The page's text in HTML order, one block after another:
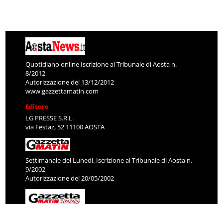
Quotidiano online Iscrizione al Tribunale di Aosta n.
8/2012
Autorizzazione del 13/12/2012
www.gazzettamatin.com
Editore
LG PRESSE S.R.L.
via Festaz, 52 11100 AOSTA
Settimanale del Lunedì. Iscrizione al Tribunale di Aosta n.
9/2002
Autorizzazione del 20/05/2002